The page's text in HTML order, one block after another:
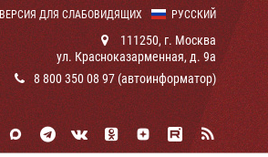
РУССКИЙ
ВЕРСИЯ ДЛЯ СЛАБОВИДЯЩИХ
111250, г. Москва
ул. Красноказарменная, д. 9а
8 800 350 08 97 (автоинформатор)